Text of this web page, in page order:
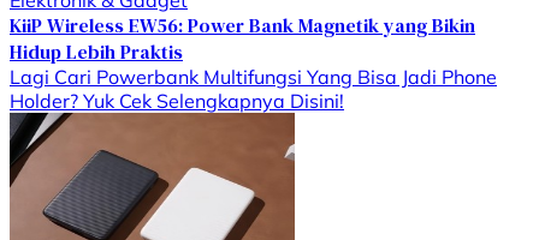
KiiP Wireless EW56: Power Bank Magnetik yang Bikin
Hidup Lebih Praktis
Lagi Cari Powerbank Multifungsi Yang Bisa Jadi Phone
Holder? Yuk Cek Selengkapnya Disini!